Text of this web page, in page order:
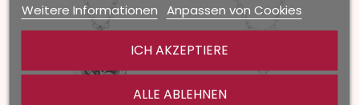
Weitere Informationen Anpassen von Cookies
ALLE ABLEHNEN
ICH AKZEPTIERE